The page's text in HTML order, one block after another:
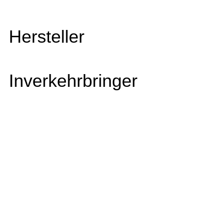
Hersteller
Inverkehrbringer